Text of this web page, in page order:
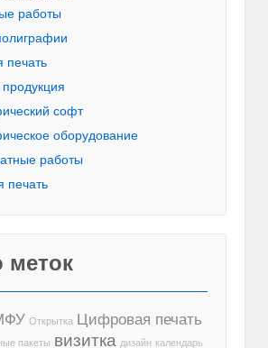
работы
печать
софт
оборудование
работы
печать
меток
Открытка Цифровая печать
пакеты визитка дизайн календарь